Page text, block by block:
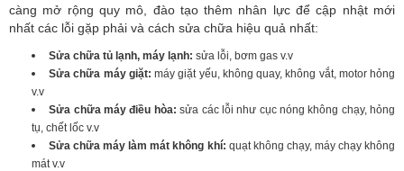
càng mở rộng quy mô, đào tạo thêm nhân lực để cập nhật mới
nhất các lỗi gặp phải và cách sửa chữa hiệu quả nhất:
Sửa chữa tủ lạnh, máy lạnh: sửa lỗi, bơm gas v.v
Sửa chữa máy giặt:máy giặt yếu, không quay, không vắt, motor hỏng
v.v
Sửa chữa máy điều hòa: sửa các lỗi như cục nóng không chạy, hỏng
tụ, chết lốc v.v
Sửa chữa máy làm mát không khí: quạt không chạy, máy chạy không
mát v.v